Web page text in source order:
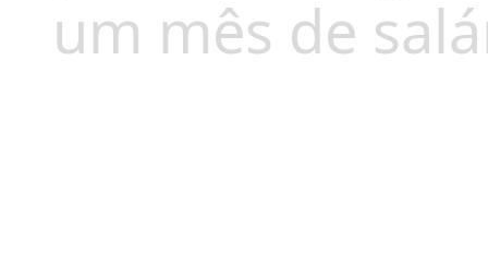
um mês de